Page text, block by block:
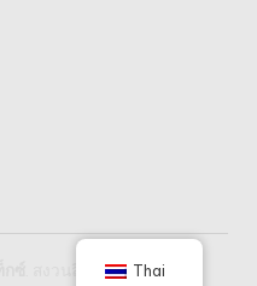
. สงวนลิขสิทธิ์. Thai